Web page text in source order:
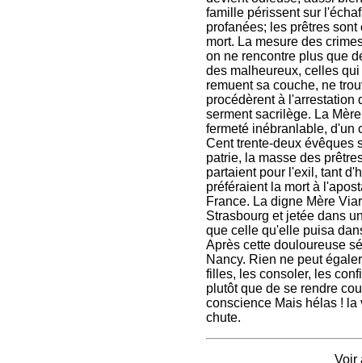
famille périssent sur
profanées; les prêtres
mort. La mesure des
on ne rencontre plus que
des malheureux, celles
remuent sa couche, ne
procédèrent à l'arrestation
serment sacrilège. La
fermeté inébranlable, d'un
Cent trente-deux évêques
patrie, la masse des
partaient pour l'exil, tant
préféraient la mort à
France. La digne Mère
Strasbourg et jetée dans
que celle qu'elle puisa
Après cette douloureuse
Nancy. Rien ne peut
filles, les consoler, les
plutôt que de se rendre
conscience Mais hélas ! la
chute.
Voir